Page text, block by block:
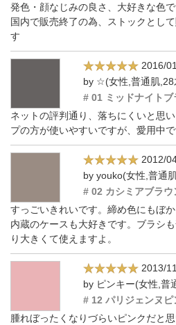
発色・顔なじみの良さ、大好きな色
国内で販売終了の為、ストックとし
す
2016/
by ☆(女性,普通肌,28
# 01 ミッドナイトブ
ネットの評判通り、落ちにくいと思
プの方が使いやすいですが、愛用中
2012/
by youko(女性,普通
# 02 カシミアブラウ
すっごいきれいです。締め色にもぼ
内蔵のケースも大好きです。ブラシ
り大きくて使えますよ。
2013/
by ピンキー(女性,普
# 12 パリジェンヌピ
腫れぼったくなりづらいピンクだと